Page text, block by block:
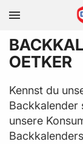
Zur Homepage
OETKER
Kennst du
Backkalender
unsere